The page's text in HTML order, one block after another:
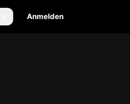
Anmelden